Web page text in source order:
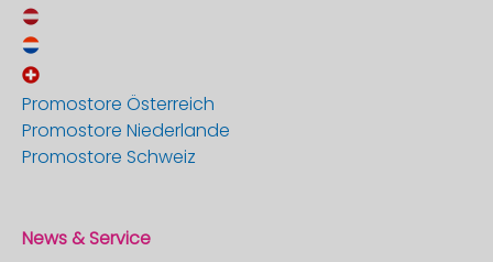
Promostore Österreich
Promostore Niederlande
Promostore Schweiz
News & Service